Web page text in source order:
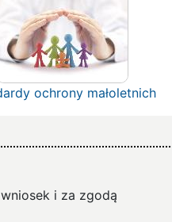
ochrony małoletnich
i za zgodą